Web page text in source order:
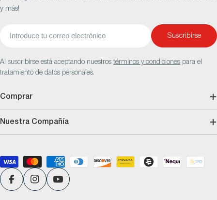
y más!
Suscribirse
Al suscribirse está aceptando nuestrostérminos y condiciones para el
tratamiento de datos personales.
Comprar
Nuestra Compañía
Métodos
de
pagoFacebookInstagramYouTube